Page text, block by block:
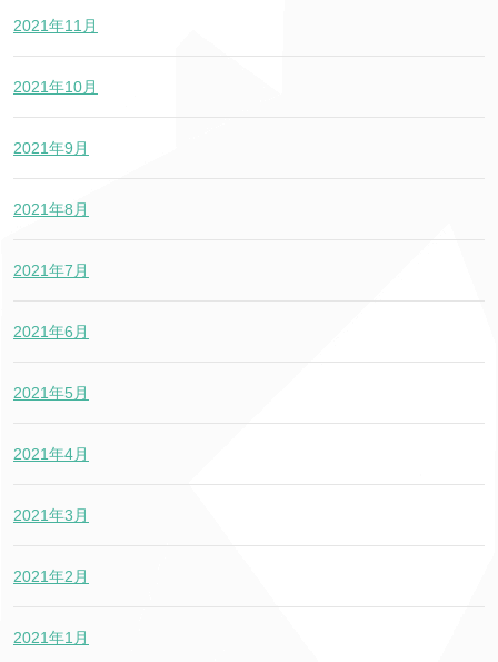
2021年11月
2021年10月
2021年9月
2021年8月
2021年7月
2021年6月
2021年5月
2021年4月
2021年3月
2021年2月
2021年1月